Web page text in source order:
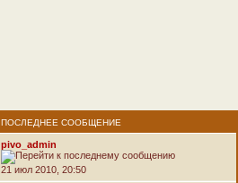
ПОСЛЕДНЕЕ СООБЩЕНИЕ
pivo_admin
21 июл 2010, 20:50